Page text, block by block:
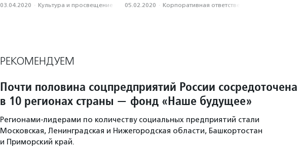
03.04.2020 · Культура и просвещение 05.02.2020 · Корпоративная ответственность
РЕКОМЕНДУЕМ
Почти половина соцпредприятий России сосредоточена
в 10 регионах страны — фонд «Наше будущее»
Регионами-лидерами по количеству социальных предприятий стали
Московская, Ленинградская и Нижегородская области, Башкортостан
и Приморский край.